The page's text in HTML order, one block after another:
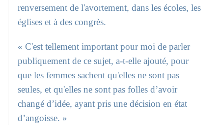
renversement de l'avortement, dans les écoles, les
églises et à des congrès.
« C'est tellement important pour moi de parler
publiquement de ce sujet, a-t-elle ajouté, pour
que les femmes sachent qu'elles ne sont pas
seules, et qu'elles ne sont pas folles d’avoir
changé d’idée, ayant pris une décision en état
d’angoisse. »